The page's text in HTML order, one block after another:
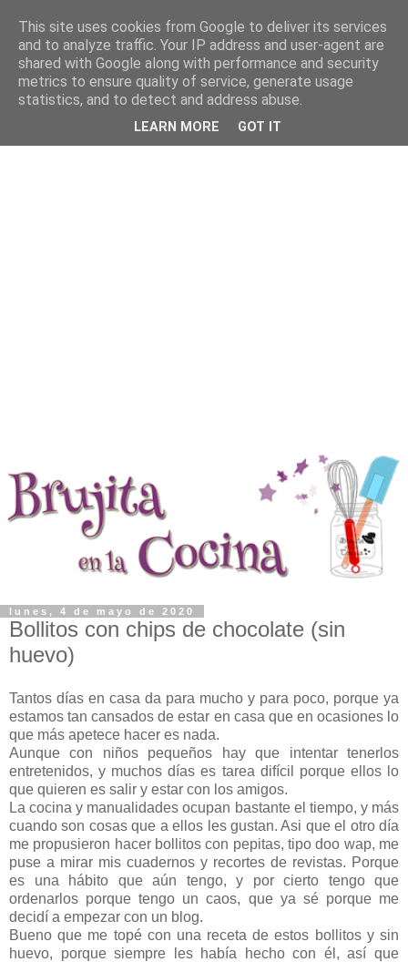
lunes, 4 de mayo de 2020
Bollitos con chips de chocolate (sin
huevo)
Tantos días en casa da para mucho y para poco, porque ya
estamos tan cansados de estar en casa que en ocasiones lo
que más apetece hacer es nada.
Aunque con niños pequeños hay que intentar tenerlos
entretenidos, y muchos días es tarea difícil porque ellos lo
que quieren es salir y estar con los amigos.
La cocina y manualidades ocupan bastante el tiempo, y más
cuando son cosas que a ellos les gustan. Asi que el otro día
me propusieron hacer bollitos con pepitas, tipo doo wap, me
puse a mirar mis cuadernos y recortes de revistas. Porque
es una hábito que aún tengo, y por cierto tengo que
ordenarlos porque tengo un caos, que ya sé porque me
decidí a empezar con un blog.
Bueno que me topé con una receta de estos bollitos y sin
huevo, porque siempre les había hecho con él, así que
This site uses cookies from Google to deliver its services
and to analyze traffic. Your IP address and user-agent are
shared with Google along with performance and security
metrics to ensure quality of service, generate usage
statistics, and to detect and address abuse.
LEARN MORE GOT IT